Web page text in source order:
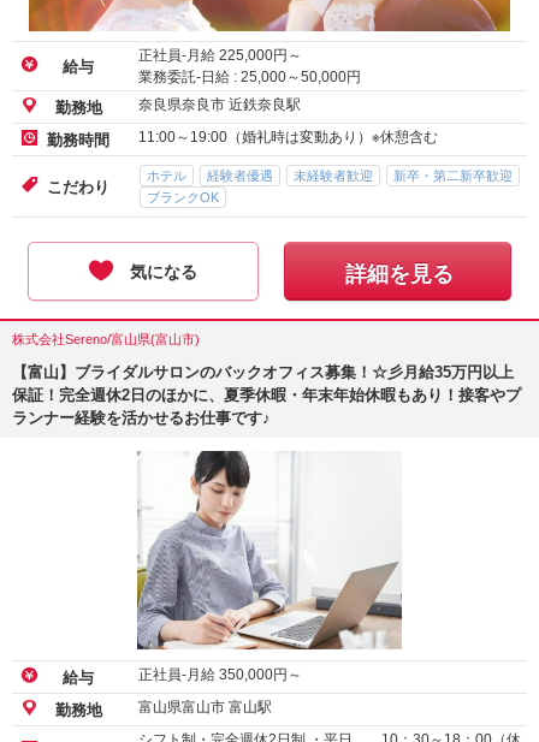
給与
正社員-月給 225,000円～
業務委託-日給 : 25,000～50,000円
勤務地 奈良県奈良市 近鉄奈良駅
勤務時間 11:00～19:00（婚礼時は変動あり）※休憩含む
こだわり
ホテル 経験者優遇 未経験者歓迎
新卒・第二新卒歓迎
ブランクOK
気になる 詳細を見る
株式会社Sereno/富山県(富山市)
【富山】ブライダルサロンのバックオフィス募集！☆彡月給35万円以上
保証！完全週休2日のほかに、夏季休暇・年末年始休暇もあり！接客やプ
ランナー経験を活かせるお仕事です♪
給与 正社員-月給 350,000円～
勤務地
富山県富山市 富山駅